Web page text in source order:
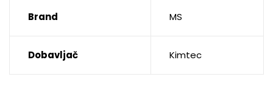
Brand MS
Dobavljač Kimtec